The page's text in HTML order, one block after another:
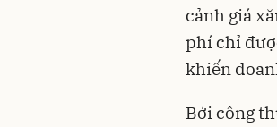
cảnh giá
phí chỉ
khiến
Bởi công